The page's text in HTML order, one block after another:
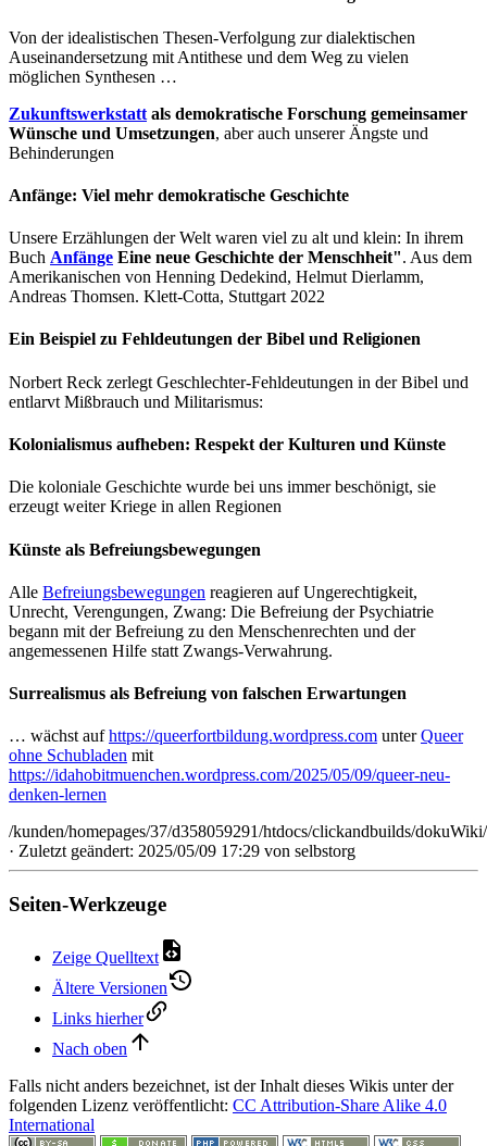
Von der idealistischen Thesen-Verfolgung zur dialektischen
Auseinandersetzung mit Antithese und dem Weg zu vielen
möglichen Synthesen …
Zukunftswerkstatt als demokratische Forschung gemeinsamer
Wünsche und Umsetzungen, aber auch unserer Ängste und
Behinderungen
Anfänge: Viel mehr demokratische Geschichte
Unsere Erzählungen der Welt waren viel zu alt und klein: In ihrem
Buch Anfänge Eine neue Geschichte der Menschheit". Aus dem
Amerikanischen von Henning Dedekind, Helmut Dierlamm,
Andreas Thomsen. Klett-Cotta, Stuttgart 2022
Ein Beispiel zu Fehldeutungen der Bibel und Religionen
Norbert Reck zerlegt Geschlechter-Fehldeutungen in der Bibel und
entlarvt Mißbrauch und Militarismus:
Kolonialismus aufheben: Respekt der Kulturen und Künste
Die koloniale Geschichte wurde bei uns immer beschönigt, sie
erzeugt weiter Kriege in allen Regionen
Künste als Befreiungsbewegungen
Alle Befreiungsbewegungen reagieren auf Ungerechtigkeit,
Unrecht, Verengungen, Zwang: Die Befreiung der Psychiatrie
begann mit der Befreiung zu den Menschenrechten und der
angemessenen Hilfe statt Zwangs-Verwahrung.
Surrealismus als Befreiung von falschen Erwartungen
… wächst aufhttps://queerfortbildung.wordpress.com unterQueer
ohne Schubladen mit
https://idahobitmuenchen.wordpress.com/2025/05/09/queer-neu-
denken-lernen
/kunden/homepages/37/d358059291/htdocs/clickandbuilds/
· Zuletzt geändert: 2025/05/09 17:29 von selbstorg
Seiten-Werkzeuge
Zeige Quelltext
Ältere Versionen
Links hierher
Nach oben
Falls nicht anders bezeichnet, ist der Inhalt dieses Wikis unter der
folgenden Lizenz veröffentlicht: CC Attribution-Share Alike 4.0
International